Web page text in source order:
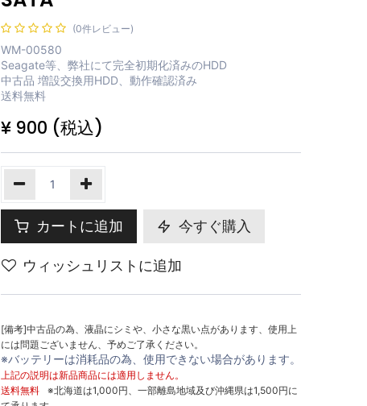
(0件レビュー)
WM-00580
Seagate等、弊社にて完全初期化済みのHDD
中古品 増設交換用HDD、動作確認済み
送料無料
¥ 900 (税込)
カートに追加 今すぐ購入
ウィッシュリストに追加
[備考]中古品の為、液晶にシミや、小さな黒い点があります、使用上
には問題ございません、予めご了承ください。
※バッテリーは消耗品の為、使用できない場合があります。
上記の説明は新品商品には適用しません。
送料無料
※北海道は1,000円、一部離島地域及び沖縄県は1,500円に